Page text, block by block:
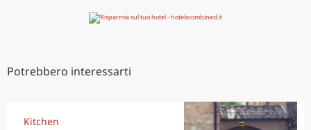
Potrebbero interessarti
Kitchen